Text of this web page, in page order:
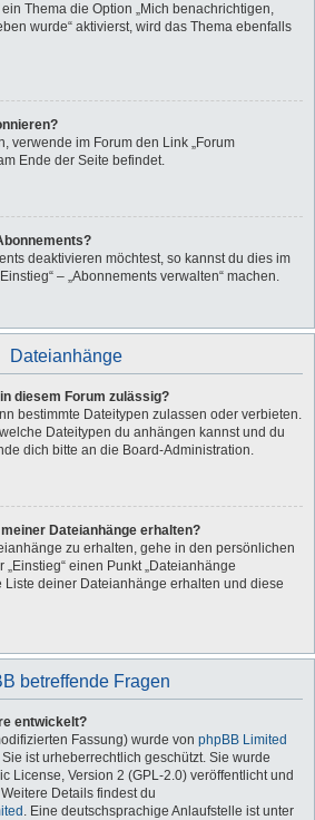
Thema die Option „Mich benachrichtigen,
wurde“ aktivierst, wird das Thema ebenfalls
verwende im Forum den Link „Forum
Ende der Seite befindet.
deaktivieren möchtest, so kannst du dies im
– „Abonnements verwalten“ machen.
Dateianhänge
diesem Forum zulässig?
bestimmte Dateitypen zulassen oder verbieten.
Dateitypen du anhängen kannst und du
dich bitte an die Board-Administration.
Dateianhänge erhalten?
zu erhalten, gehe in den persönlichen
einen Punkt „Dateianhänge
Liste deiner Dateianhänge erhalten und diese
betreffende Fragen
entwickelt?
Fassung) wurde von phpBB Limited
ist urheberrechtlich geschützt. Sie wurde
License, Version 2 (GPL-2.0) veröffentlicht und
Details findest du
. Eine deutschsprachige Anlaufstelle ist unter